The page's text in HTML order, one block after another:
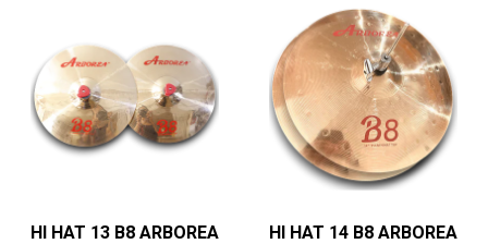
HI HAT 13 B8 ARBOREA HI HAT 14 B8 ARBOREA